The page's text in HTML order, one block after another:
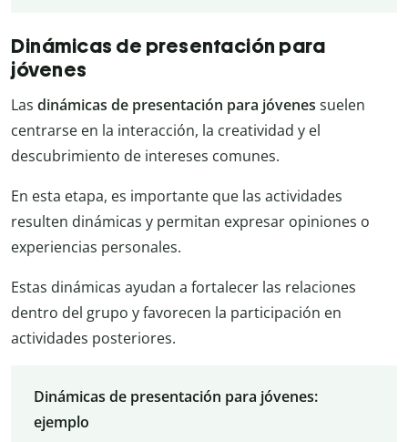
Dinámicas de presentación para
jóvenes
Las dinámicas de presentación para jóvenes suelen
centrarse en la interacción, la creatividad y el
descubrimiento de intereses comunes.
En esta etapa, es importante que las actividades
resulten dinámicas y permitan expresar opiniones o
experiencias personales.
Estas dinámicas ayudan a fortalecer las relaciones
dentro del grupo y favorecen la participación en
actividades posteriores.
Dinámicas de presentación para jóvenes:
ejemplo